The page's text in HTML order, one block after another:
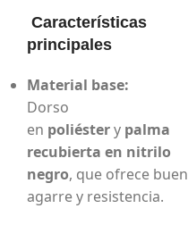
Características
principales
Material base:
Dorso
en poliéstery palma
recubierta en nitrilo
negro, que ofrece buen
agarre y resistencia.